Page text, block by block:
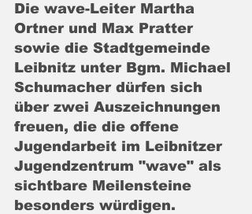
Die wave-Leiter Martha
Ortner und Max Pratter
sowie die Stadtgemeinde
Leibnitz unter Bgm. Michael
Schumacher dürfen sich
über zwei Auszeichnungen
freuen, die die offene
Jugendarbeit im Leibnitzer
Jugendzentrum "wave" als
sichtbare Meilensteine
besonders würdigen.